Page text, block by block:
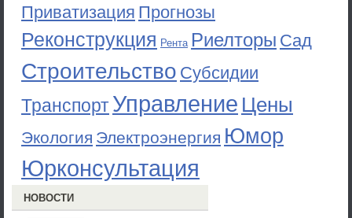
Приватизация Прогнозы
Реконструкция Рента Риелторы Сад
Строительство Субсидии
ТранспортУправление Цены
Экология Электроэнергия Юмор
Юрконсультация
НОВОСТИ